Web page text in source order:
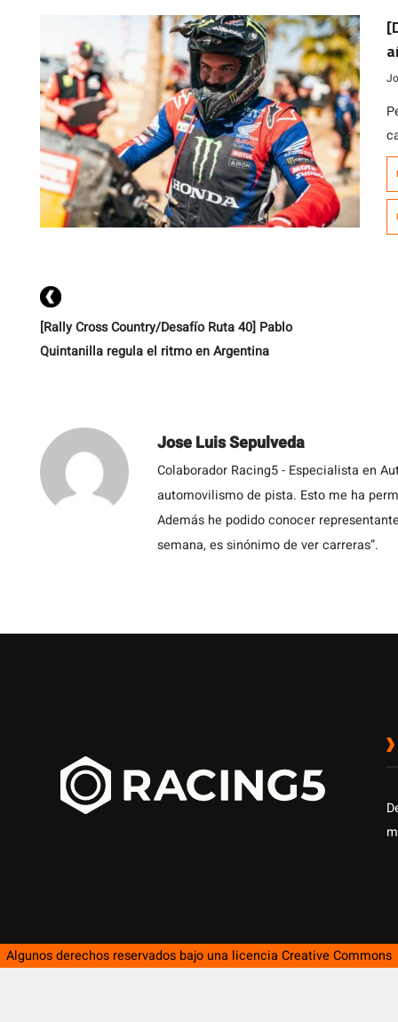
[Rally Cross Country/Desafío Ruta 40] Pablo
Quintanilla regula el ritmo en Argentina
Jose Luis Sepulveda
Colaborador Racing5 - Especialista en
automovilismo de pista. Esto me ha
Además he podido conocer
semana, es sinónimo de ver carreras”.
Algunos derechos reservados bajo una licencia Creative Commons